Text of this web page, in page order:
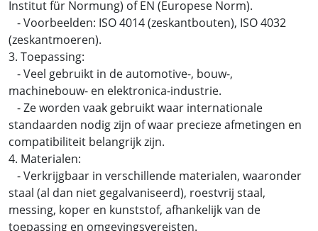
Institut für Normung) of EN (Europese Norm).
- Voorbeelden: ISO 4014 (zeskantbouten), ISO 4032
(zeskantmoeren).
3. Toepassing:
- Veel gebruikt in de automotive-, bouw-,
machinebouw- en elektronica-industrie.
- Ze worden vaak gebruikt waar internationale
standaarden nodig zijn of waar precieze afmetingen en
compatibiliteit belangrijk zijn.
4. Materialen:
- Verkrijgbaar in verschillende materialen, waaronder
staal (al dan niet gegalvaniseerd), roestvrij staal,
messing, koper en kunststof, afhankelijk van de
toepassing en omgevingsvereisten.